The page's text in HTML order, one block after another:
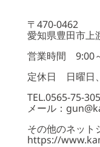
〒470-0462
愛知県豊田市上
営業時間 9:00
定休日 日曜日
TEL.0565-75-
メール：
その他のネット
https://